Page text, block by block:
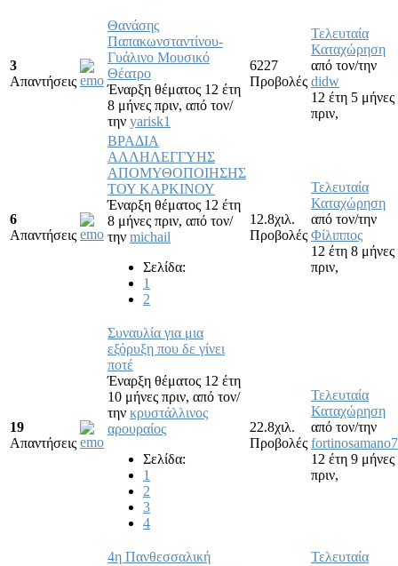
3
Απαντήσεις
Θανάσης
Παπακωνσταντίνου-
Γυάλινο Μουσικό
Θέατρο
Έναρξη θέματος 12 έτη
8 μήνες πριν, από τον/
την yarisk1
6227
Προβολές
Τελευταία
Καταχώρηση
από τον/την
didw
12 έτη 5 μήνες
πριν,
6
Απαντήσεις
ΒΡΑΔΙΑ
ΑΛΛΗΛΕΓΓΥΗΣ
ΑΠΟΜΥΘΟΠΟΙΗΣΗΣ
ΤΟΥ ΚΑΡΚΙΝΟΥ
Έναρξη θέματος 12 έτη
8 μήνες πριν, από τον/
την michail
Σελίδα:
1
2
12.8χιλ.
Προβολές
Τελευταία
Καταχώρηση
από τον/την
Φίλιππος
12 έτη 8 μήνες
πριν,
19
Απαντήσεις
Συναυλία για μια
εξόρυξη που δε γίνει
ποτέ
Έναρξη θέματος 12 έτη
10 μήνες πριν, από τον/
την κρυστάλλινος
αρουραίος
Σελίδα:
1
2
3
4
22.8χιλ.
Προβολές
Τελευταία
Καταχώρηση
από τον/την
fortinosamano7
12 έτη 9 μήνες
πριν,
4η Πανθεσσαλική
Τελευταία